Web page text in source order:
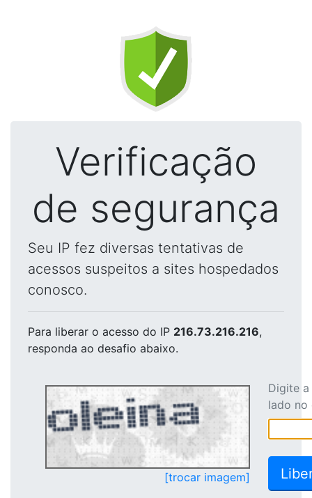
Verificação
de segurança
Seu IP fez diversas tentativas de
acessos suspeitos a sites hospedados
conosco.
Para liberar o acesso do IP 216.73.216.216,
responda ao desafio abaixo.
[trocar imagem]
Digite
lado no